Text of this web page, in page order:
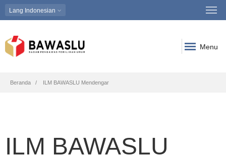
Lang Indonesian
Menu
Breadcrumb
Beranda ILM BAWASLU Mendengar
ILM BAWASLU